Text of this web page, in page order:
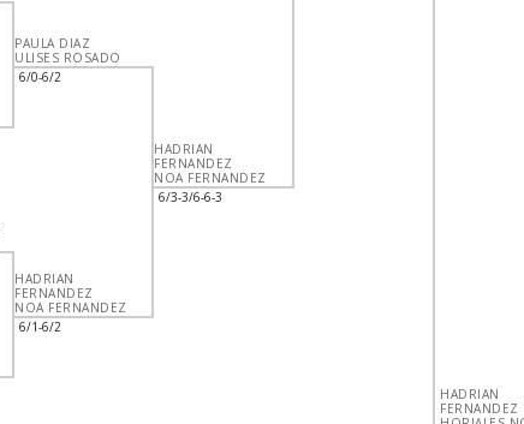
PAULA DIAZ
ULISES ROSADO
6/0-6/2
HADRIAN
FERNANDEZ
NOA FERNANDEZ
6/1-6/2
HADRIAN
FERNANDEZ
NOA FERNANDEZ
6/3-3/6-6-3
HADRIAN
FERNANDEZ